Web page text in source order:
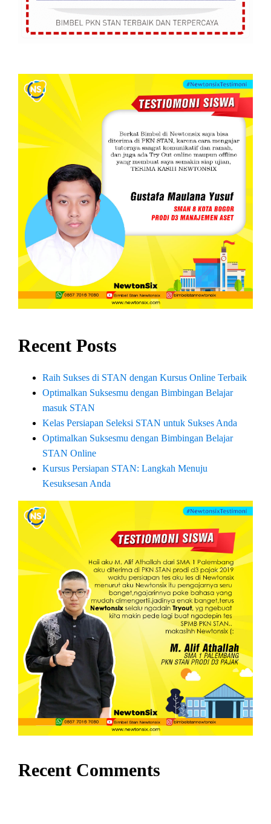
Recent Posts
Raih Sukses di STAN dengan Kursus Online Terbaik
Optimalkan Suksesmu dengan Bimbingan Belajar
masuk STAN
Kelas Persiapan Seleksi STAN untuk Sukses Anda
Optimalkan Suksesmu dengan Bimbingan Belajar
STAN Online
Kursus Persiapan STAN: Langkah Menuju
Kesuksesan Anda
Recent Comments